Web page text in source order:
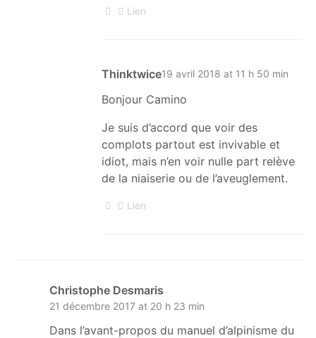
Lien
Thinktwice19 avril 2018 at 11 h 50 min
Bonjour Camino
Je suis d’accord que voir des
complots partout est invivable et
idiot, mais n’en voir nulle part relève
de la niaiserie ou de l’aveuglement.
Lien
Christophe Desmaris
21 décembre 2017 at 20 h 23 min
Dans l’avant-propos du manuel d’alpinisme du